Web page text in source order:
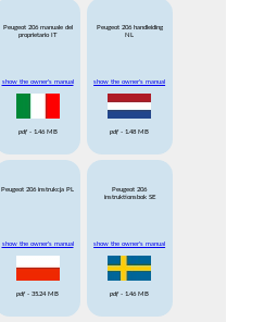
Peugeot 206 manuale del
proprietario IT
show the owner's manual
pdf- 1.46 MB
Peugeot 206 handleiding
NL
show the owner's manual
pdf - 1.48 MB
Peugeot 206 instrukcja PL
show the owner's manual
pdf - 35.24 MB
Peugeot 206
instruktionsbok SE
show the owner's manual
pdf - 1.46 MB